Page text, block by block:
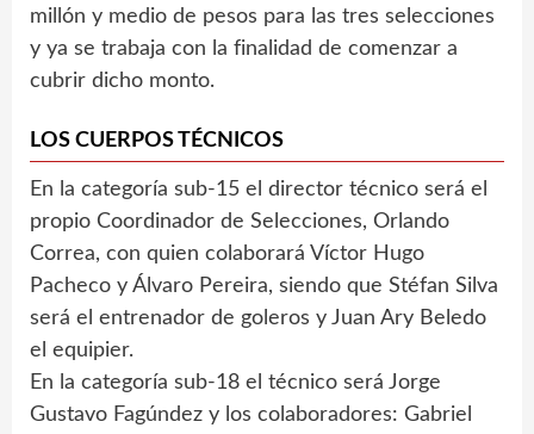
millón y medio de pesos para las tres selecciones
y ya se trabaja con la finalidad de comenzar a
cubrir dicho monto.
LOS CUERPOS TÉCNICOS
En la categoría sub-15 el director técnico será el
propio Coordinador de Selecciones, Orlando
Correa, con quien colaborará Víctor Hugo
Pacheco y Álvaro Pereira, siendo que Stéfan Silva
será el entrenador de goleros y Juan Ary Beledo
el equipier.
En la categoría sub-18 el técnico será Jorge
Gustavo Fagúndez y los colaboradores: Gabriel